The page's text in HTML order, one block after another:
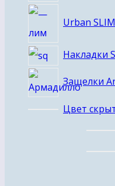
Urban SLIM
Накладки
Защелки
Цвет